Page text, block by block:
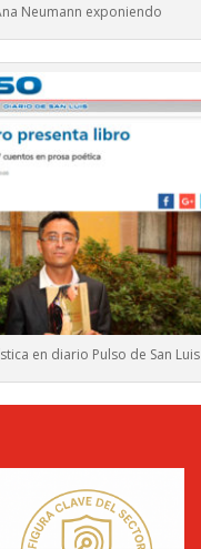
Neumann exponiendo
en diario Pulso de San Luis